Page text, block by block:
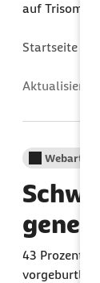
auf
Gefunden in:
Startseite
Aktualisiert
Webartikel
43 Prozent